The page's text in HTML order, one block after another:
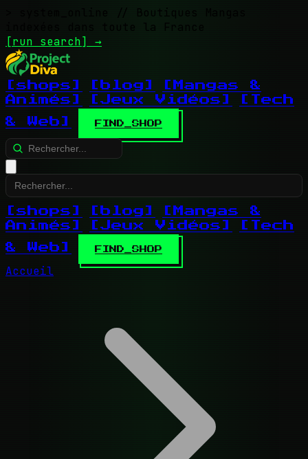
// Boutiques Mangas
indexées dans toute la France
[run search] →
[shops] [blog]
[Mangas &
Animés]
[Jeux Vidéos]
[Tech
& Web]
FIND_SHOP
[shops] [blog]
[Mangas &
Animés]
[Jeux Vidéos]
[Tech
& Web]
FIND_SHOP
Accueil